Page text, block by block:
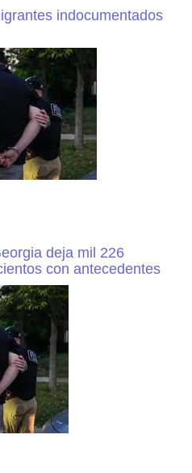
indocumentados
deja mil 226
con antecedentes